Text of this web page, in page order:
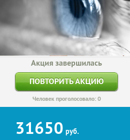
Акция завершилась
ПОВТОРИТЬ АКЦИЮ
Человек проголосовало: 0
31650 руб.